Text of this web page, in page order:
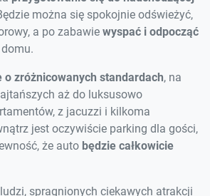
można się spokojnie odświeżyć,
a po zabawie wyspać i odpocząć
o zróżnicowanych standardach, na
aż do luksusowo
z jacuzzi i kilkoma
jest oczywiście parking dla gości,
że auto będzie całkowicie
spragnionych ciekawych atrakcji